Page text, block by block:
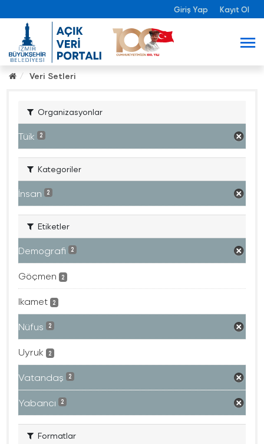
Giriş Yap Kayıt Ol
Veri Setleri
Organizasyonlar
Tüik 2
Kategoriler
İnsan 2
Etiketler
Demografi 2
Göçmen 2
Ikamet 2
Nüfus 2
Uyruk 2
Vatandaş 2
Yabancı 2
Formatlar